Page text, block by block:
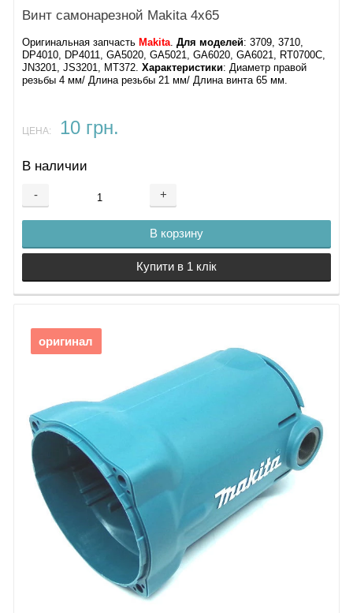
Винт самонарезной Makita 4х65
Оригинальная запчасть Makita.Для моделей: 3709, 3710,
DP4010, DP4011, GA5020, GA5021, GA6020, GA6021, RT0700C,
JN3201, JS3201, MT372.Характеристики: ​Диаметр правой
резьбы 4 мм/ Длина резьбы 21 мм/ Длина винта 65 мм.
ЦЕНА: 10 грн.
В наличии
- +
В корзину
Купити в 1 клік
оригинал